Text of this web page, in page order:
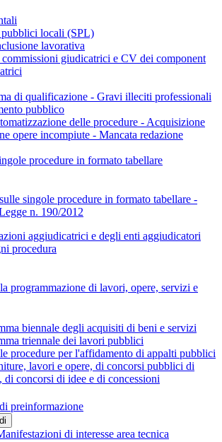
locali (SPL)
lavorativa
giudicatrici e CV dei component
di qualificazione - Gravi illeciti professionali
pubblico
delle procedure - Acquisizione
opere incompiute - Mancata redazione
procedure in formato tabellare
singole procedure in formato tabellare -
n. 190/2012
aggiudicatrici e degli enti aggiudicatori
procedura
programmazione di lavori, opere, servizi e
biennale degli acquisiti di beni e servizi
triennale dei lavori pubblici
procedure per l'affidamento di appalti pubblici
lavori e opere, di concorsi pubblici di
di concorsi di idee e di concessioni
preinformazione
di interesse area tecnica